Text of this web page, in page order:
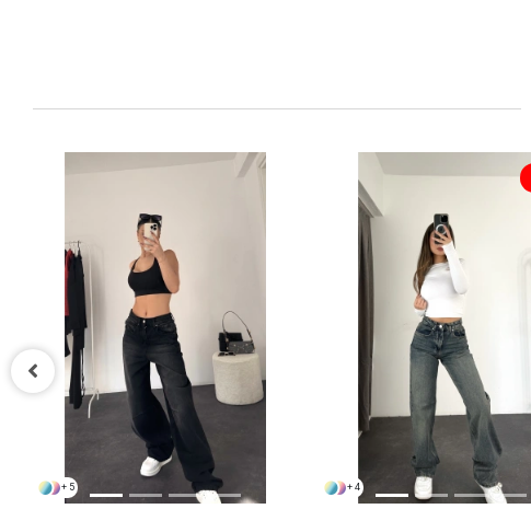
+ 5 + 4